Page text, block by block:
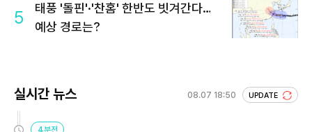
5
태풍 '돌핀'·'찬홈' 한반도 빗겨간다…
예상 경로는?
실시간 뉴스 08.07 18:50 UPDATE